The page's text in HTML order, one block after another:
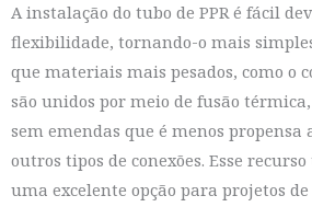
A instalação do tubo de PPR é fácil
flexibilidade, tornando-o mais
que materiais mais pesados, como o
são unidos por meio de fusão
sem emendas que é menos propensa
outros tipos de conexões. Esse
uma excelente opção para projetos